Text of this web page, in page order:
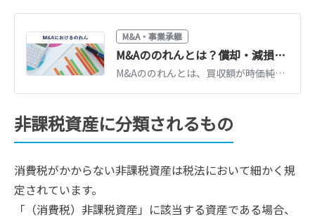
M&A・事業承継
M&Aののれんとは？償却・減損・税務処理を公認会計士がわかりやすく解説
M&Aののれんとは、買収額が時価純資産を上回る差額のことです。会計上の償却（20年以内）・減損、税務上の5年償却の違いを公認会計士がわかりやすく解説します。
非課税資産に分類されるもの
消費税がかからない非課税資産は税法において細かく規
定されています。
「（消費税）非課税資産」に該当する資産である場合、